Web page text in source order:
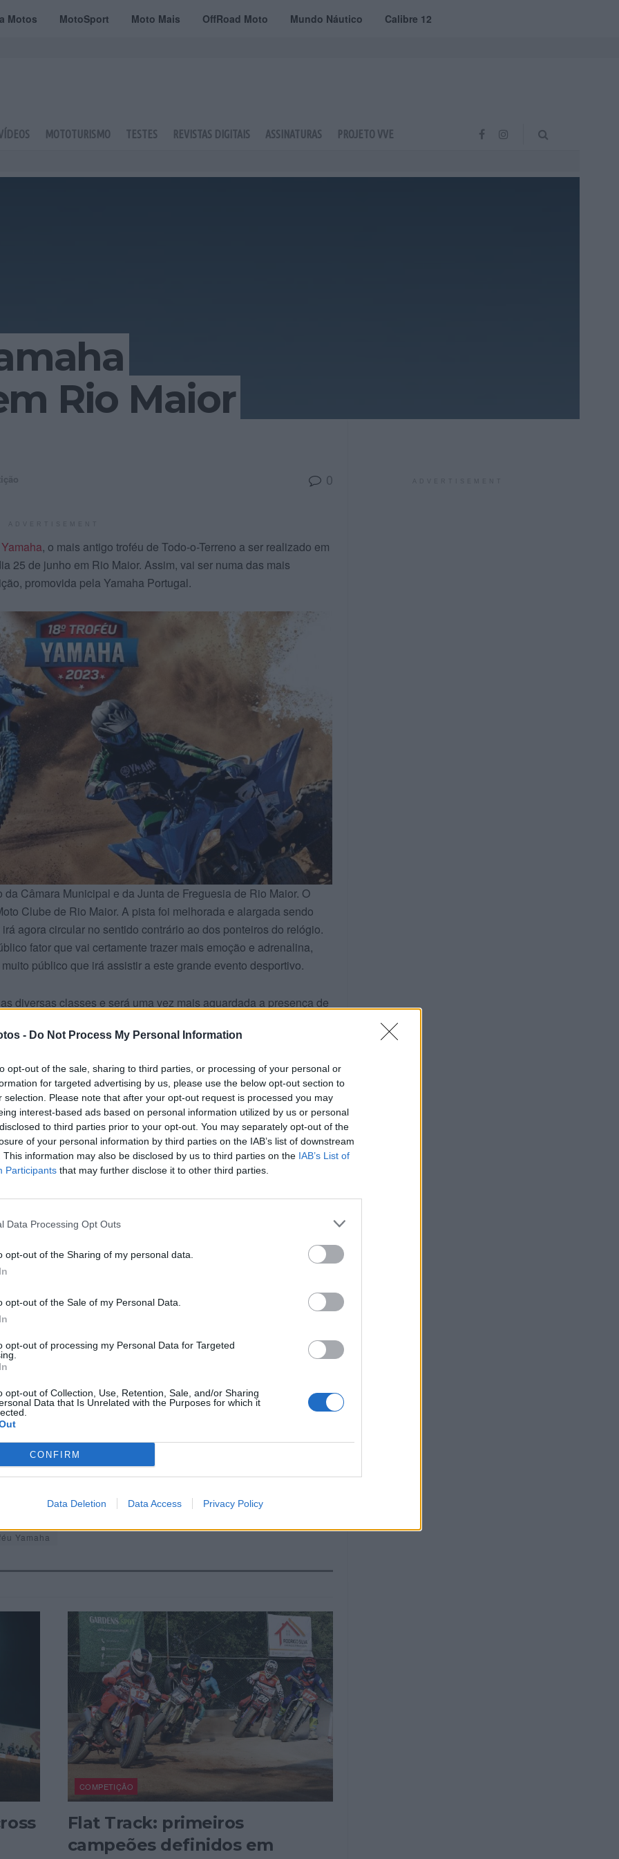
- Do Not Process My Personal Information
opt-out of the sale, sharing to third parties, or processing of your personal or
for targeted advertising by us, please use the below opt-out section to
selection. Please note that after your opt-out request is processed you may
interest-based ads based on personal information utilized by us or personal
to third parties prior to your opt-out. You may separately opt-out of the
of your personal information by third parties on the IAB’s list of downstream
This information may also be disclosed by us to third parties on the IAB’s List of
Participants that may further disclose it to other third parties.
Data Processing Opt Outs
opt-out of the Sharing of my personal data.
opt-out of the Sale of my Personal Data.
opt-out of processing my Personal Data for Targeted
opt-out of Collection, Use, Retention, Sale, and/or Sharing
Data that Is Unrelated with the Purposes for which it
CONFIRM
Data Deletion Data Access Privacy Policy
Motos MotoSport Moto Mais OffRoad Moto Mundo Náutico Calibre 12
MOTOTURISMO TESTES REVISTAS DIGITAIS ASSINATURAS PROJETO VVE
Rio Maior
0
, o mais antigo troféu de Todo-o-Terreno a ser realizado em
25 de junho em Rio Maior. Assim, vai ser numa das mais
promovida pela Yamaha Portugal.
Câmara Municipal e da Junta de Freguesia de Rio Maior. O
Clube de Rio Maior. A pista foi melhorada e alargada sendo
agora circular no sentido contrário ao dos ponteiros do relógio.
fator que vai certamente trazer mais emoção e adrenalina,
público que irá assistir a este grande evento desportivo.
diversas classes e será uma vez mais aguardada a presença de
do que aconteceu na primeira etapa. Esta foi disputada em
Maior será, pois, mais um dia intenso de excelentes corridas e
arranca em Pegões
Maior começam às 7h30m. As sessões de treinos iniciam-se
arranca pelas 13h50m. A entrada para assistir às corridas
setembro
Yamaha
COMPETIÇÃO
Flat Track: primeiros
campeões definidos em